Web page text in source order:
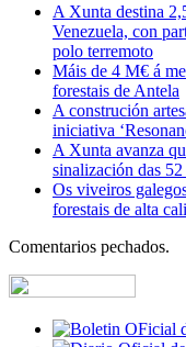
A Xunta destina
Venezuela, con
polo terremoto
Máis de 4 M€ á
forestais de Antela
A construción
iniciativa
A Xunta avanza
sinalización das
Os viveiros
forestais de alta
Comentarios pechados.